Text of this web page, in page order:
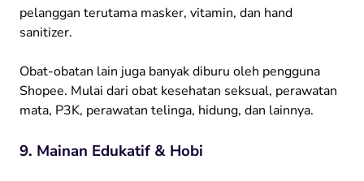
pelanggan terutama masker, vitamin, dan hand
sanitizer.
Obat-obatan lain juga banyak diburu oleh pengguna
Shopee. Mulai dari obat kesehatan seksual, perawatan
mata, P3K, perawatan telinga, hidung, dan lainnya.
9. Mainan Edukatif & Hobi